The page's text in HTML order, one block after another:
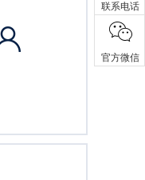
联系电话
官方微信